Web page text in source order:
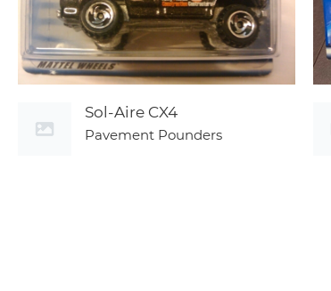
Sol-Aire CX4
Pavement Pounders